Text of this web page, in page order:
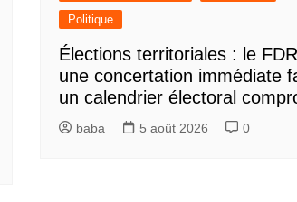
Politique
Élections territoriales : le
une concertation immédiate
un calendrier électoral
baba 5 août 2026 0